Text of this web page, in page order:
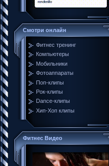
Смотри онлайн
Фитнес тренинг
Компьютеры
Мобильники
Фотоаппараты
Поп-клипы
Рок-клипы
Dance-клипы
Хип-Хоп клипы
Фитнес Видео